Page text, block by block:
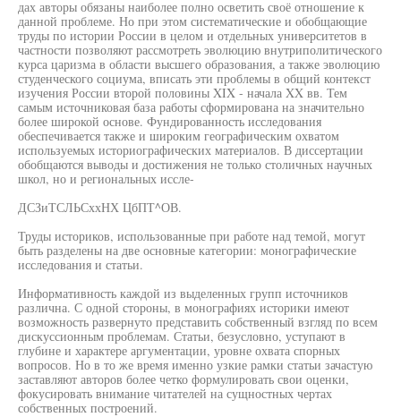
дах авторы обязаны наиболее полно осветить своё отношение к
данной проблеме. Но при этом систематические и обобщающие
труды по истории России в целом и отдельных университетов в
частности позволяют рассмотреть эволюцию внутриполитического
курса царизма в области высшего образования, а также эволюцию
студенческого социума, вписать эти проблемы в общий контекст
изучения России второй половины XIX - начала XX вв. Тем
самым источниковая база работы сформирована на значительно
более широкой основе. Фундированность исследования
обеспечивается также и широким географическим охватом
используемых историографических материалов. В диссертации
обобщаются выводы и достижения не только столичных научных
школ, но и региональных иссле-
ДСЗиТСЛЬСххНХ ЦбПТ^ОВ.
Труды историков, использованные при работе над темой, могут
быть разделены на две основные категории: монографические
исследования и статьи.
Информативность каждой из выделенных групп источников
различна. С одной стороны, в монографиях историки имеют
возможность развернуто представить собственный взгляд по всем
дискуссионным проблемам. Статьи, безусловно, уступают в
глубине и характере аргументации, уровне охвата спорных
вопросов. Но в то же время именно узкие рамки статьи зачастую
заставляют авторов более четко формулировать свои оценки,
фокусировать внимание читателей на сущностных чертах
собственных построений.